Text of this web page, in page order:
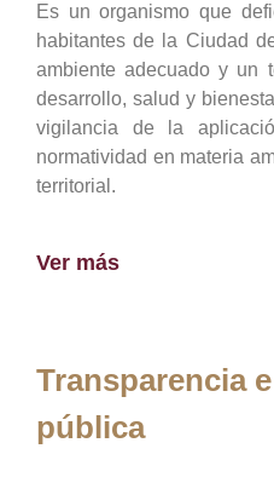
Es un organismo que
habitantes de la Ciudad
ambiente adecuado y un
desarrollo, salud y
vigilancia de la
normatividad en materia
territorial.
Ver más
Transparencia
pública